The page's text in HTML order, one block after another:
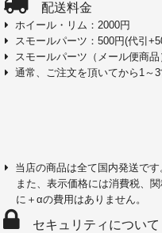
配送料金
ホイール・リム：2000円
スモールパーツ：500円(代引
スモールパーツ（メール便商
通常、ご注文を頂いてから1～3
当店の商品は全て国内発送で
また、表示価格には消費税、
に＋αの費用はありません。
セキュリティについて